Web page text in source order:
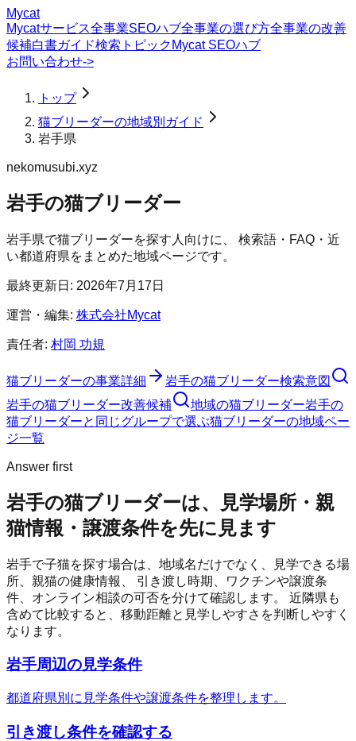
Mycat
Mycatサービス全事業SEOハブ全事業の選び方全事業の改善
候補白書ガイド検索トピック Mycat SEOハブ
お問い合わせ->
トップ
猫ブリーダーの地域別ガイド
岩手県
nekomusubi.xyz
岩手の猫ブリーダー
岩手県で猫ブリーダーを探す人向けに、 検索語・FAQ・近
い都道府県をまとめた地域ページです。
最終更新日: 2026年7月17日
運営・編集: 株式会社Mycat
責任者: 村岡 功規
猫ブリーダーの事業詳細
岩手の猫ブリーダー検索意図
岩手の猫ブリーダー改善候補
地域の猫ブリーダー岩手の
猫ブリーダーと同じグループで選ぶ猫ブリーダーの地域ペー
ジ一覧
Answer first
岩手の猫ブリーダーは、見学場所・親
猫情報・譲渡条件を先に見ます
岩手で子猫を探す場合は、地域名だけでなく、見学できる場
所、親猫の健康情報、 引き渡し時期、ワクチンや譲渡条
件、オンライン相談の可否を分けて確認します。 近隣県も
含めて比較すると、移動距離と見学しやすさを判断しやすく
なります。
岩手周辺の見学条件
都道府県別に見学条件や譲渡条件を整理します。
引き渡し条件を確認する